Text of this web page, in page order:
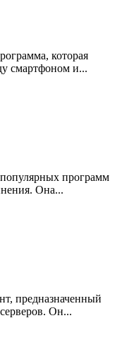
которая
смартфоном и...
программ
Она...
предназначенный
Он...